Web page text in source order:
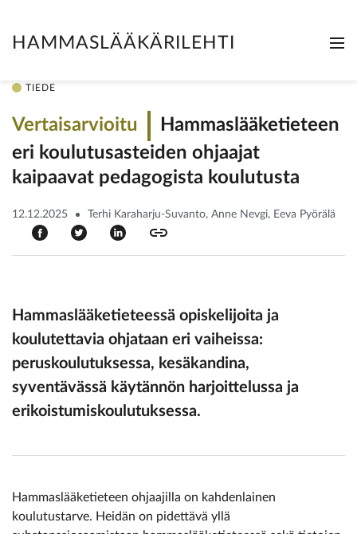
HAMMASLÄÄKÄRILEHTI
TIEDE
Vertaisarvioitu
Hammaslääketieteen
eri koulutusasteiden ohjaajat
kaipaavat pedagogista ­koulutusta
12.12.2025 Terhi Karaharju-Suvanto, Anne Nevgi, Eeva Pyörälä
Hammaslääketieteessä opiskelijoita ja
koulutettavia ohjataan eri vaiheissa:
peruskoulutuksessa, kesäkandina,
syventävässä käytännön harjoittelussa ja
erikoistumiskoulutuksessa.
Hammaslääketieteen ohjaajilla on kahdenlainen
koulutustarve. Heidän on pidettävä yllä